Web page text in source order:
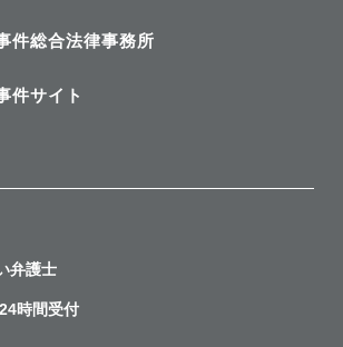
件総合法律事務所
件サイト
弁護士
時間受付